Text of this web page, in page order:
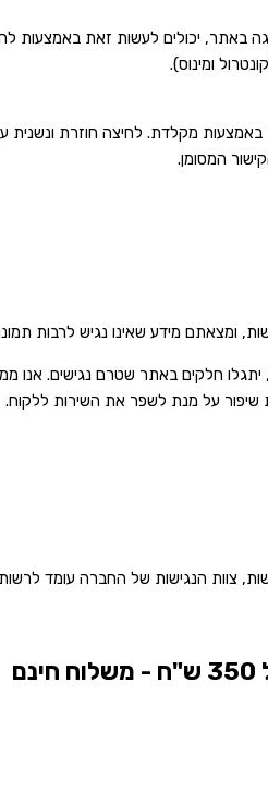
מידע שאינו נגיש לרבות
חלקים באתר שטרם נגישים. אנו
שיפור על מנת לשפר את השירות ללקוח.
צוות הנגישות של החברה עומד